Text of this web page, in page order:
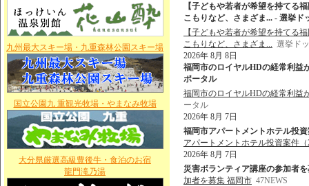
九州最大スキー場・九重森林公園スキー場
国立公園九 重観光牧場・やまなみ牧場
大分県厳選高級豊後牛・食泊のお宿
龍門滝乃湯
【子どもや若者が希望を持てる
こもりなど、さまざま... - 選挙ド
【子どもや若者が希望を持てる
こもりなど、さまざま... 選挙ド
2026年 8月 8日
福岡市のロイヤルHDの経常利益
ポータル
福岡市のロイヤルHDの経常利益
ータル
2026年 8月 7日
福岡市アパートメントホテル投
アパートメントホテル投資案件
2026年 8月 7日
災害ボランティア講座の参加者
加者を募集 福岡市 47NEWS